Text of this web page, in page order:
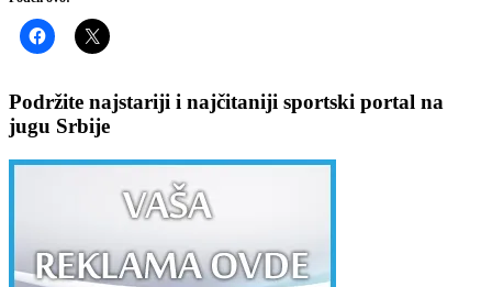
Podržite najstariji i najčitaniji sportski portal na
jugu Srbije